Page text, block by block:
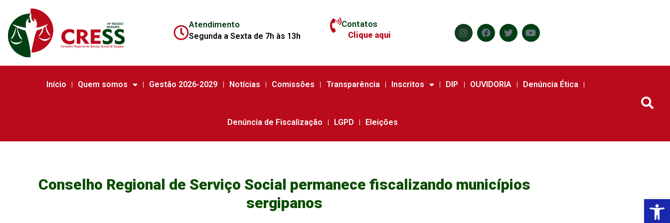
Atendimento
Segunda a Sexta de 7h às 13h
Contatos
Clique aqui
Início Quem somos Gestão 2026-2029 Notícias Comissões Transparência Inscritos DIP OUVIDORIA Denúncia Ética
Denúncia de Fiscalização LGPD Eleições
Conselho Regional de Serviço Social permanece fiscalizando municípios
sergipanos